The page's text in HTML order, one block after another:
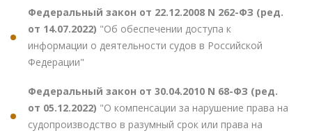
Федеральный закон от 22.12.2008 N 262-ФЗ (ред.
от 14.07.2022) "Об обеспечении доступа к
информации о деятельности судов в Российской
Федерации"
Федеральный закон от 30.04.2010 N 68-ФЗ (ред.
от 05.12.2022) "О компенсации за нарушение права на
судопроизводство в разумный срок или права на